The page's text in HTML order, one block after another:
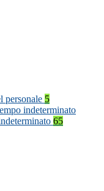
personale 5
indeterminato
65